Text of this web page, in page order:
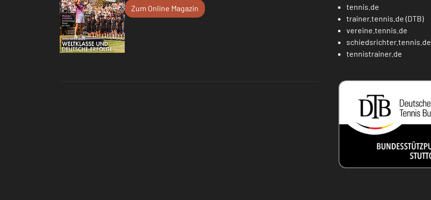
Zum Online Magazin
tennis.de
trainer.tennis.de (DTB)
vereine.tennis.de
schiedsrichter.tennis.de
tennistrainer.de